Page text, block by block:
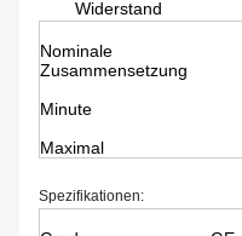
Widerstand
Nominale
Zusammensetzung
Minute
Maximal
Spezifikationen: